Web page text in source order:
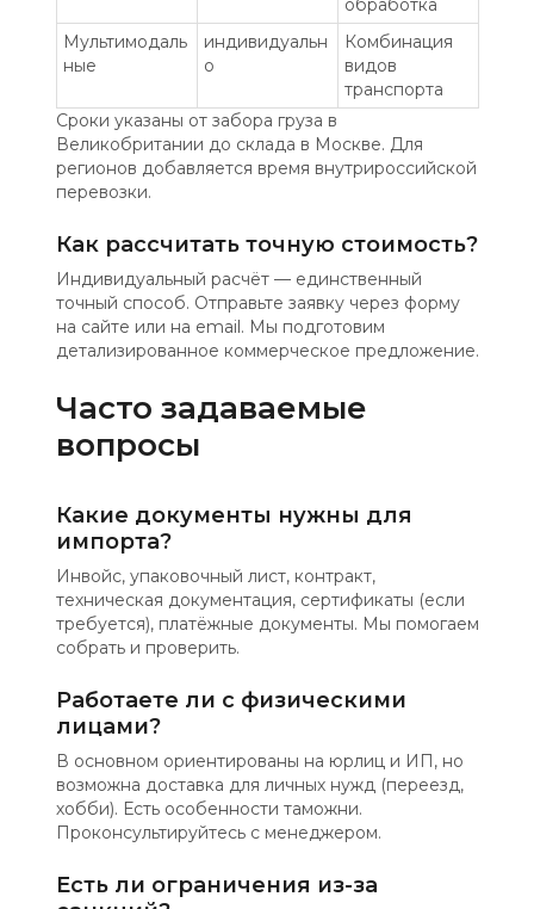
обработка
Мультимодаль
ные
индивидуальн
о
Комбинация
видов
транспорта
Сроки указаны от забора груза в
Великобритании до склада в Москве. Для
регионов добавляется время внутрироссийской
перевозки.
Как рассчитать точную стоимость?
Индивидуальный расчёт — единственный
точный способ. Отправьте заявку через форму
на сайте или на email. Мы подготовим
детализированное коммерческое предложение.
Часто задаваемые
вопросы
Какие документы нужны для
импорта?
Инвойс, упаковочный лист, контракт,
техническая документация, сертификаты (если
требуется), платёжные документы. Мы помогаем
собрать и проверить.
Работаете ли с физическими
лицами?
В основном ориентированы на юрлиц и ИП, но
возможна доставка для личных нужд (переезд,
хобби). Есть особенности таможни.
Проконсультируйтесь с менеджером.
Есть ли ограничения из-за